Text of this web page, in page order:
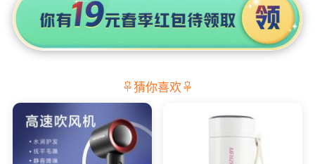
猜你喜欢